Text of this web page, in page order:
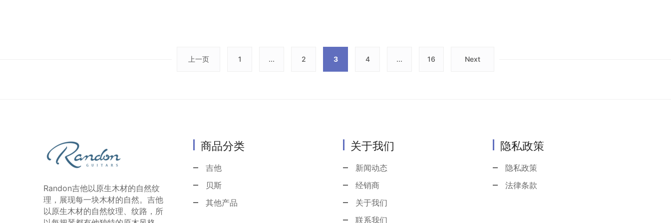
上一页 1 ... 2 3 4 ... 16 Next
Randon吉他以原生木材的自然纹
理，展现每一块木材的自然。吉他
以原生木材的自然纹理、纹路，所
商品分类
吉他
贝斯
其他产品
关于我们
新闻动态
经销商
关于我们
联系我们
隐私政策
隐私政策
法律条款